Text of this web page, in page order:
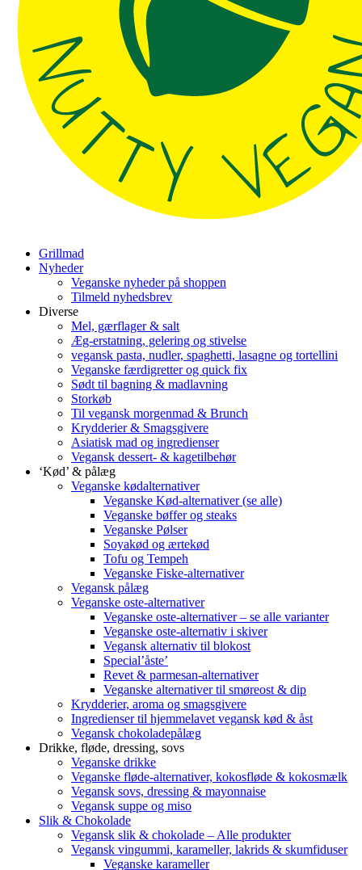
Grillmad
Nyheder
Veganske nyheder på shoppen
Tilmeld nyhedsbrev
Diverse
Mel, gærflager & salt
Æg-erstatning, gelering og stivelse
vegansk pasta, nudler, spaghetti, lasagne og tortellini
Veganske færdigretter og quick fix
Sødt til bagning & madlavning
Storkøb
Til vegansk morgenmad & Brunch
Krydderier & Smagsgivere
Asiatisk mad og ingredienser
Vegansk dessert- & kagetilbehør
‘Kød’ & pålæg
Veganske kødalternativer
Veganske Kød-alternativer (se alle)
Veganske bøffer og steaks
Veganske Pølser
Soyakød og ærtekød
Tofu og Tempeh
Veganske Fiske-alternativer
Vegansk pålæg
Veganske oste-alternativer
Veganske oste-alternativer – se alle varianter
Veganske oste-alternativ i skiver
Vegansk alternativ til blokost
Special’åste’
Revet & parmesan-alternativer
Veganske alternativer til smøreost & dip
Krydderier, aroma og smagsgivere
Ingredienser til hjemmelavet vegansk kød & åst
Vegansk chokoladepålæg
Drikke, fløde, dressing, sovs
Veganske drikke
Veganske fløde-alternativer, kokosfløde & kokosmælk
Vegansk sovs, dressing & mayonnaise
Vegansk suppe og miso
Slik & Chokolade
Vegansk slik & chokolade – Alle produkter
Vegansk vingummi, karameller, lakrids & skumfiduser
Veganske karameller